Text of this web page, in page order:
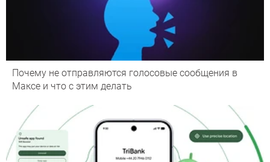
Почему не отправляются голосовые сообщения в
Максе и что с этим делать